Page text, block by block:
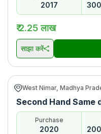
2017
₹ 2.25 लाख
साझा करें
West Nimar, Madhya
Second Hand Same
Purchase
2020